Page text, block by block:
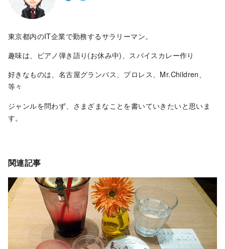
東京都内のIT企業で勤務するサラリーマン。
趣味は、ピアノ弾き語り(お休み中)、スパイスカレー作り
好きなものは、名古屋グランパス、プロレス、Mr.Children、
等々
ジャンルを問わず、さまざまなことを書いていきたいと思いま
す。
関連記事